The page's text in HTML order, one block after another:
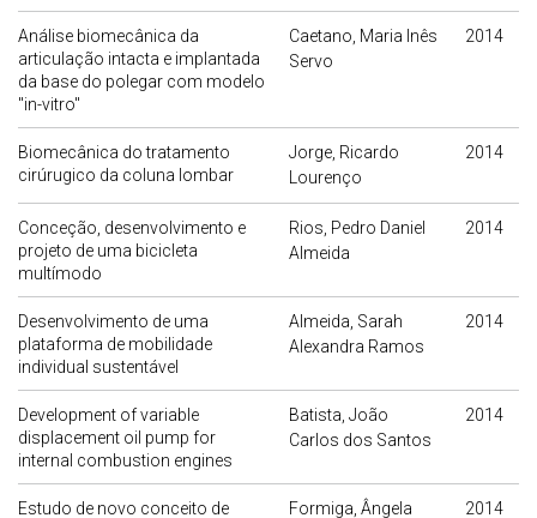
Análise biomecânica da
articulação intacta e implantada
da base do polegar com modelo
"in-vitro"
Caetano, Maria Inês
Servo
2014
Biomecânica do tratamento
cirúrugico da coluna lombar
Jorge, Ricardo
Lourenço
2014
Conceção, desenvolvimento e
projeto de uma bicicleta
multímodo
Rios, Pedro Daniel
Almeida
2014
Desenvolvimento de uma
plataforma de mobilidade
individual sustentável
Almeida, Sarah
Alexandra Ramos
2014
Development of variable
displacement oil pump for
internal combustion engines
Batista, João
Carlos dos Santos
2014
Estudo de novo conceito de
Formiga, Ângela
2014